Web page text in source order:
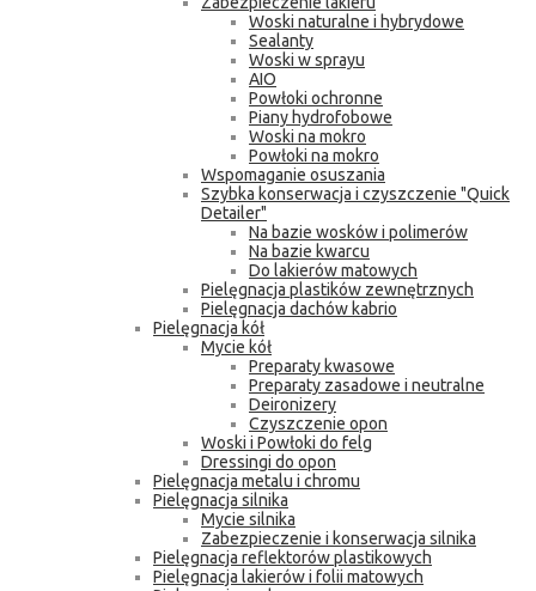
Woski naturalne i hybrydowe
Sealanty
Woski w sprayu
AIO
Powłoki ochronne
Piany hydrofobowe
Woski na mokro
Powłoki na mokro
Wspomaganie osuszania
Szybka konserwacja i czyszczenie "Quick
Detailer"
Na bazie wosków i polimerów
Na bazie kwarcu
Do lakierów matowych
Pielęgnacja plastików zewnętrznych
Pielęgnacja dachów kabrio
Pielęgnacja kół
Mycie kół
Preparaty kwasowe
Preparaty zasadowe i neutralne
Deironizery
Czyszczenie opon
Woski i Powłoki do felg
Dressingi do opon
Pielęgnacja metalu i chromu
Pielęgnacja silnika
Mycie silnika
Zabezpieczenie i konserwacja silnika
Pielęgnacja reflektorów plastikowych
Pielęgnacja lakierów i folii matowych